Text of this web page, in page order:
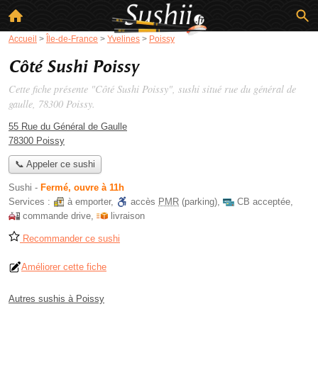
Accueil > Île-de-France > Yvelines > Poissy
Côté Sushi Poissy
Cette fiche présente "Côté Sushi Poissy", sushi situé rue du général de
gaulle, 78300 Poissy.
55 Rue du Général de Gaulle
78300 Poissy
📞 Appeler ce sushi
Sushi - Fermé, ouvre à 11h
Services :
à emporter, accès PMR (parking), CB acceptée,
commande drive, livraison
Recommander ce sushi
Améliorer cette fiche
Autres sushis à Poissy